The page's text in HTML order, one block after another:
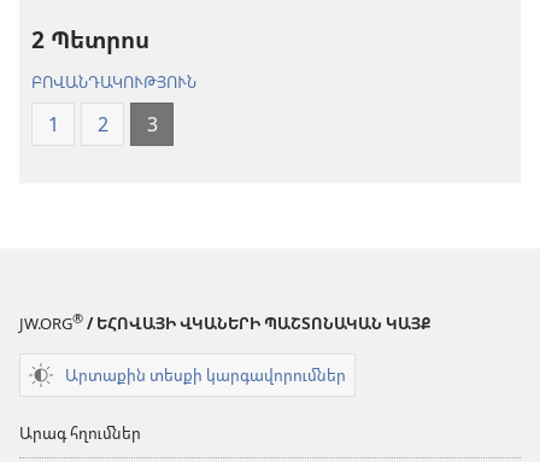
2 Պետրոս
ԲՈՎԱՆԴԱԿՈՒԹՅՈՒՆ
1 2 3
JW.ORG® / ԵՀՈՎԱՅԻ ՎԿԱՆԵՐԻ ՊԱՇՏՈՆԱԿԱՆ ԿԱՅՔ
Արտաքին տեսքի կարգավորումներ
Արագ հղումներ